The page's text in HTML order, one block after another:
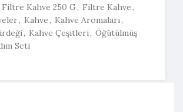
Kahve 250 G , Filtre Kahve ,
, Kahve , Kahve Aromaları ,
, Kahve Çeşitleri , Öğütülmüş
Seti